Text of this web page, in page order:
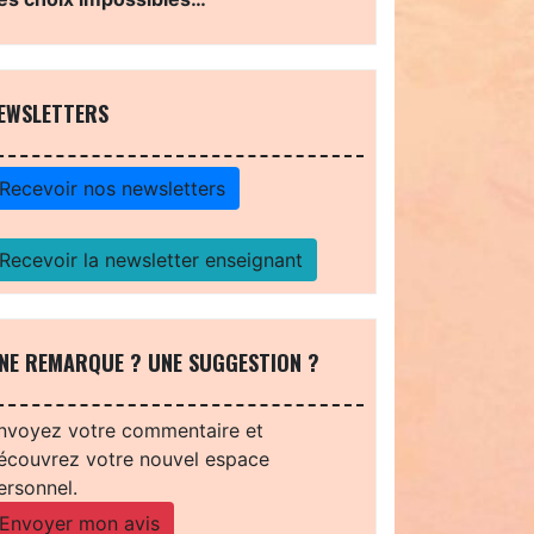
Recevoir nos newsletters
Recevoir la newsletter enseignant
REMARQUE ? UNE SUGGESTION ?
votre commentaire et
votre nouvel espace
Envoyer mon avis